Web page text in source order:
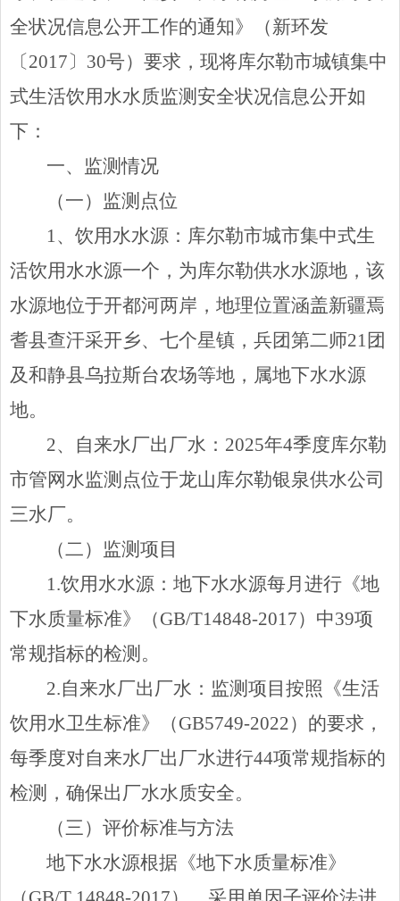
全状况信息公开工作的通知》（新环发
〔2017〕 30号）要求，现将库尔勒市城镇集中
式生活饮用水水质监测安全状况信息公开如
下：
一、监测情况
（一）监测点位
1、饮用水水源 ： 库尔勒市城市集中式生
活饮用水水源一个，为库尔勒供水水源地，该
水源地位于开都河两岸，地理位置涵盖新疆焉
耆县查汗采开乡、七个星镇，兵团第二师21 团
及和静县乌拉斯台农场等地，属地下水水源
地。
2、自来水厂出厂水 ： 2025年4季度库尔勒
市管网水监测点位于龙山库尔勒银泉供水公司
三水厂。
（二）监测项目
1.饮用水水源 ：地下水水源每月进行《地
下水质量标准》（GB/T14848-2017）中39项
常规指标的检测。
2.自来水厂出厂水 ： 监测项目按照《生活
饮用水卫生标准》（GB5749-2022）的要求，
每季度对自来水厂出厂水进行44项常规指标的
检测，确保出厂水水质安全。
（三）评价标准与方法
地下水水源根据《地下水质量标准》